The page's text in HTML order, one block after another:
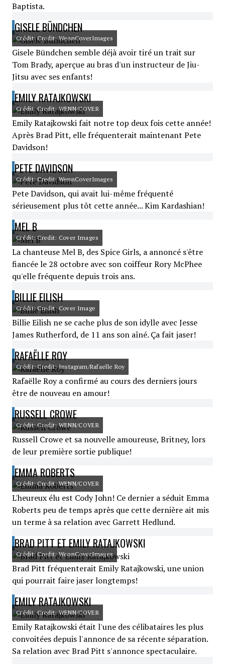
Baptista.
GISELE BÜNDCHEN
Crédit: Credit: WennCoverImages
Gisele Bündchen semble déjà avoir tiré un trait sur
Tom Brady, aperçue au bras d'un instructeur de Jiu-
Jitsu avec ses enfants!
EMILY RATAJKOWSKI
Crédit: Credit: WENN/COVER
Emily Ratajkowski fait notre top deux fois cette année!
Après Brad Pitt, elle fréquenterait maintenant Pete
Davidson!
PETE DAVIDSON
Crédit: Credit: WennCoverImages
Pete Davidson, qui avait lui-même fréquenté
sérieusement plus tôt cette année... Kim Kardashian!
MEL B
Crédit: Credit: Cover Images
La chanteuse Mel B, des Spice Girls, a annoncé s'être
fiancée le 28 octobre avec son coiffeur Rory McPhee
qu'elle fréquente depuis trois ans.
BILLIE EILISH
Crédit: Credit: Cover Image
Billie Eilish ne se cache plus de son idylle avec Jesse
James Rutherford, de 11 ans son aîné. Ça fait jaser!
RAFAËLLE ROY
Crédit: Credit: Instagram/Rafaelle Roy
Rafaëlle Roy a confirmé au cours des derniers jours
être de nouveau en amour!
RUSSELL CROWE
Crédit: Credit: WENN/COVER
Russell Crowe et sa nouvelle amoureuse, Britney, lors
de leur première sortie publique!
EMMA ROBERTS
Crédit: Credit: WENN/COVER
L'heureux élu est Cody John! Ce dernier a séduit Emma
Roberts peu de temps après que cette dernière ait mis
un terme à sa relation avec Garrett Hedlund.
BRAD PITT ET EMILY RATAJKOWSKI
Crédit: Credit: WennCoverImages
Brad Pitt fréquenterait Emily Ratajkowski, une union
qui pourrait faire jaser longtemps!
EMILY RATAJKOWSKI
Crédit: Credit: WENN/COVER
Emily Ratajkowski était l'une des célibataires les plus
convoitées depuis l'annonce de sa récente séparation.
Sa relation avec Brad Pitt s'annonce spectaculaire.